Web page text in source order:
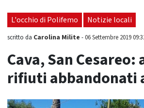
L'occhio di Polifemo Notizie locali
scritto da Carolina Milite -06 Settembre 2019
Cava, San Cesareo:
rifiuti abbandonati